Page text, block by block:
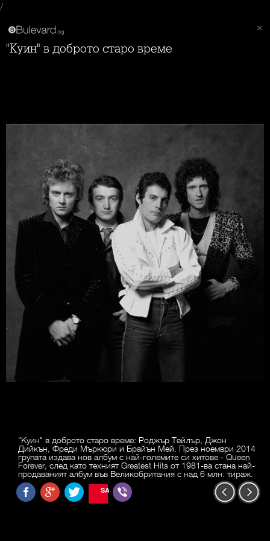
/
"Куин" в доброто старо време
"Куин" в доброто старо време: Роджър Тейлър, Джон
Дийкън, Фреди Мъркюри и Брайън Мей. През ноември 2014
групата издава нов албум с най-големите си хитове - Queen
Forever, след като техният Greatest Hits от 1981-ва стана най-
продаваният албум във Великобритания с над 6 млн. тираж.
SAVE